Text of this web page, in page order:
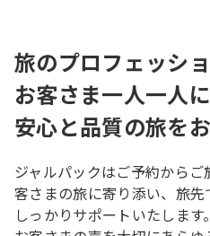
旅のプロフェッショ
お客さま一人一人
安心と品質の旅を
ジャルパックはご予約から
客さまの旅に寄り添い、旅
しっかりサポートいたします。